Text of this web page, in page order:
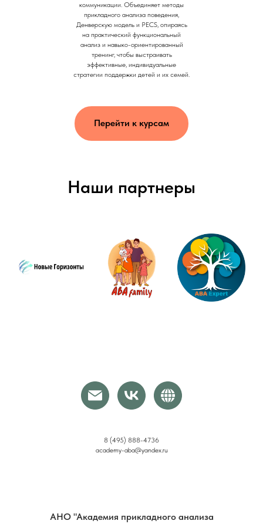
коммуникации. Объединяет методы
прикладного анализа поведения,
Денверскую модель и PECS, опираясь
на практический функциональный
анализ и навыко-ориентированный
тренинг, чтобы выстраивать
эффективные, индивидуальные
стратегии поддержки детей и их семей.
Перейти к курсам
Наши партнеры
8 (495) 888-4736
academy-aba@yandex.ru
АНО "Академия прикладного анализа